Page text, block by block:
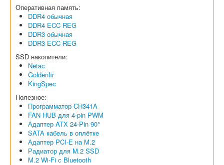
Оперативная память:
DDR4 обычная
DDR4 ECC REG
DDR3 обычная
DDR3 ECC REG
SSD накопители:
Netac
Goldenfir
KingSpec
Полезное:
Программатор CH341A
FAN HUB для 4-pin PWM
Адаптер ATX 24-Pin 90°
SATA кабель в оплётке
Адаптер PCI-E на M.2
Радиатор для M.2 SSD
M.2 Wi-Fi с Bluetooth